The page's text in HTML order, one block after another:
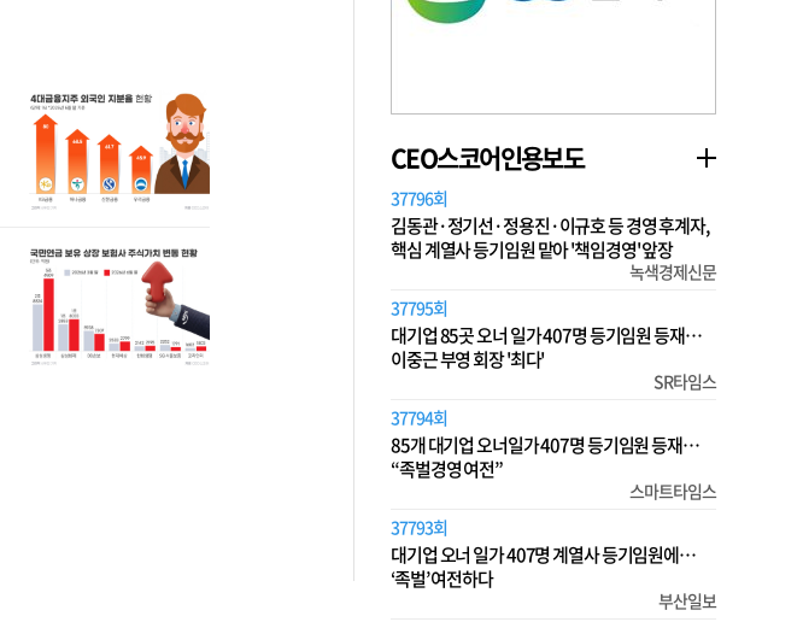
CEO스코어인용보도
37796회
김동관·정기선·정용진·이규호 등 경영 후계자,
핵심 계열사 등기임원 맡아 '책임경영' 앞장
녹색경제신문
37795회
대기업 85곳 오너 일가 407명 등기임원 등재…
이중근 부영 회장 '최다'
SR타임스
37794회
85개 대기업 오너일가 407명 등기임원 등재…
“족벌경영 여전”
스마트타임스
37793회
대기업 오너 일가 407명 계열사 등기임원에…
‘족벌’ 여전하다
부산일보